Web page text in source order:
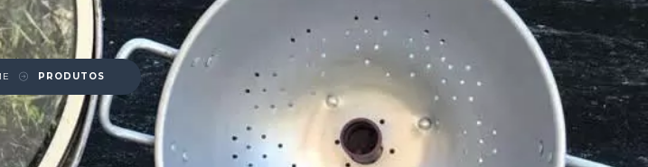
PRODUTOS